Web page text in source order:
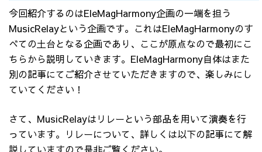
今回紹介するのはEleMagHarmony企画の一端を担う
MusicRelayという企画です。これはEleMagHarmonyのす
べての土台となる企画であり、ここが原点なので最初にこ
ちらから説明していきます。EleMagHarmony自体はまた
別の記事にてご紹介させていただきますので、楽しみにし
ていてください！
さて、MusicRelayはリレーという部品を用いて演奏を行
っています。リレーについて、詳しくは以下の記事にて解
説していますので是非ご覧ください。